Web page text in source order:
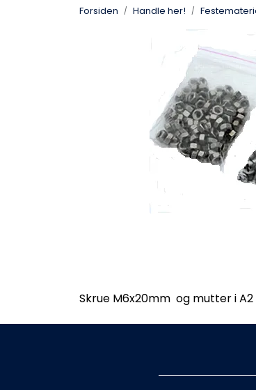
Forsiden Handle her!
Skrue M6x20mm og mutter i